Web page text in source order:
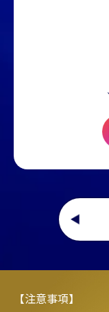
【注意事項】